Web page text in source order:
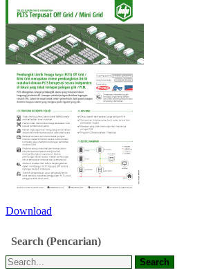
Download
Search (Pencarian)